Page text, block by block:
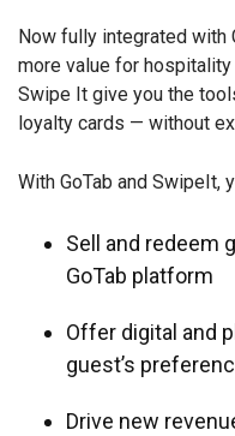
Now fully integrated with
more value for hospitality
Swipe It give you the
loyalty cards — without
With GoTab and SwipeIt,
Sell and redeem
GoTab platform
Offer digital and
guest’s
Drive new